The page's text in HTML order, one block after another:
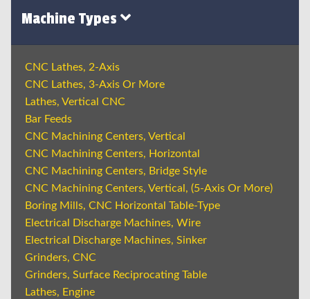
Machine Types
CNC Lathes, 2-Axis
CNC Lathes, 3-Axis Or More
Lathes, Vertical CNC
Bar Feeds
CNC Machining Centers, Vertical
CNC Machining Centers, Horizontal
CNC Machining Centers, Bridge Style
CNC Machining Centers, Vertical, (5-Axis Or More)
Boring Mills, CNC Horizontal Table-Type
Electrical Discharge Machines, Wire
Electrical Discharge Machines, Sinker
Grinders, CNC
Grinders, Surface Reciprocating Table
Lathes, Engine